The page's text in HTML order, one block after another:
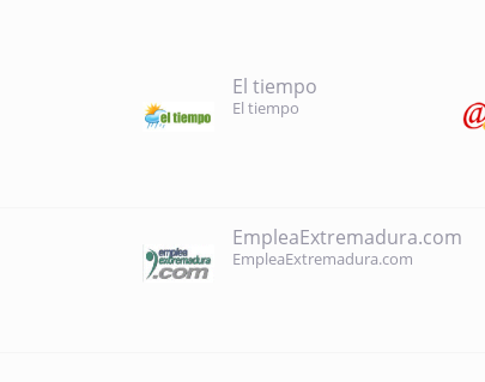
El tiempo
El tiempo
EmpleaExtremadura.com
EmpleaExtremadura.com